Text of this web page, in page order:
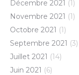
Décembre 2021 (1)
Novembre 2021 (1)
Octobre 2021 (1)
Septembre 2021 (3)
Juillet 2021 (14)
Juin 2021 (6)